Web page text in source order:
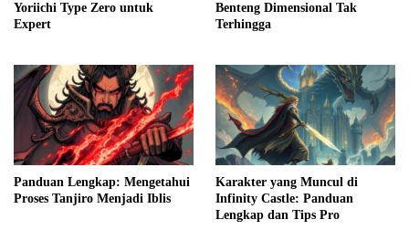
Yoriichi Type Zero untuk
Expert
Benteng Dimensional Tak
Terhingga
Panduan Lengkap: Mengetahui
Proses Tanjiro Menjadi Iblis
Karakter yang Muncul di
Infinity Castle: Panduan
Lengkap dan Tips Pro